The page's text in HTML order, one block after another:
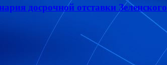
досрочной отставки Зеленского